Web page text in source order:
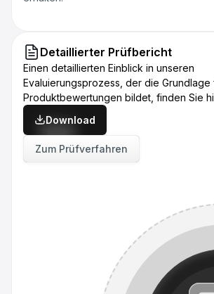
Detaillierter Prüfbericht
Einen detaillierten Einblick in unseren
Evaluierungsprozess, der die Grundlage
Produktbewertungen bildet, finden Sie
Download
Zum Prüfverfahren